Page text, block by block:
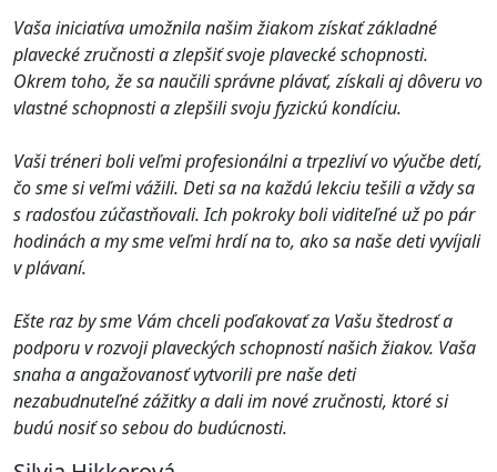
Vaša iniciatíva umožnila našim žiakom získať základné
plavecké zručnosti a zlepšiť svoje plavecké schopnosti.
Okrem toho, že sa naučili správne plávať, získali aj dôveru vo
vlastné schopnosti a zlepšili svoju fyzickú kondíciu.
Vaši tréneri boli veľmi profesionálni a trpezliví vo výučbe detí,
čo sme si veľmi vážili. Deti sa na každú lekciu tešili a vždy sa
s radosťou zúčastňovali. Ich pokroky boli viditeľné už po pár
hodinách a my sme veľmi hrdí na to, ako sa naše deti vyvíjali
v plávaní.
Ešte raz by sme Vám chceli poďakovať za Vašu štedrosť a
podporu v rozvoji plaveckých schopností našich žiakov. Vaša
snaha a angažovanosť vytvorili pre naše deti
nezabudnuteľné zážitky a dali im nové zručnosti, ktoré si
budú nosiť so sebou do budúcnosti.